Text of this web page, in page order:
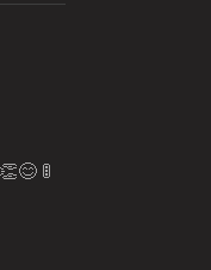
👏😊 🚦